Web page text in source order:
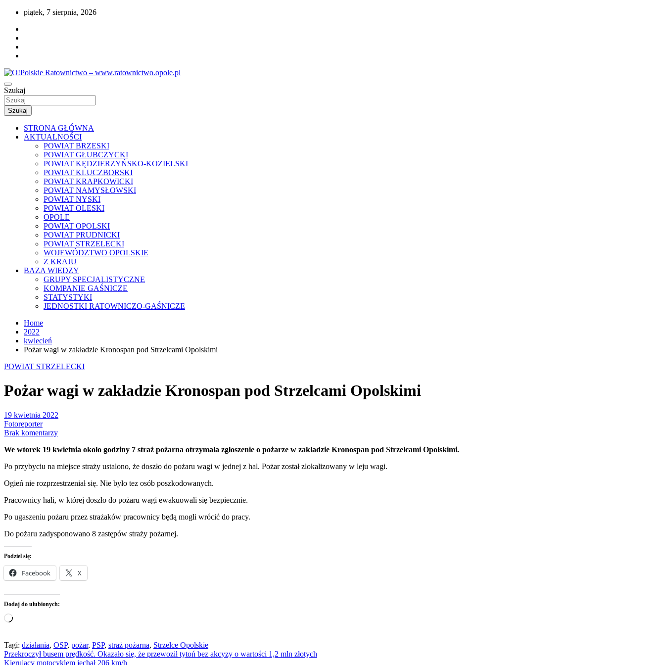
Przejdź
treści
piątek, 7 sierpnia, 2026
O!Polskie Ratownictwo – www.ratownictwo.opole.pl
Portal opolskiego i polskiego ratownictwa.
Szukaj
Szukaj
STRONA GŁÓWNA
AKTUALNOŚCI
POWIAT BRZESKI
POWIAT GŁUBCZYCKI
POWIAT KĘDZIERZYŃSKO-KOZIELSKI
POWIAT KLUCZBORSKI
POWIAT KRAPKOWICKI
POWIAT NAMYSŁOWSKI
POWIAT NYSKI
POWIAT OLESKI
OPOLE
POWIAT OPOLSKI
POWIAT PRUDNICKI
POWIAT STRZELECKI
WOJEWÓDZTWO OPOLSKIE
Z KRAJU
BAZA WIEDZY
GRUPY SPECJALISTYCZNE
KOMPANIE GAŚNICZE
STATYSTYKI
JEDNOSTKI RATOWNICZO-GAŚNICZE
Home
2022
kwiecień
Pożar wagi w zakładzie Kronospan pod Strzelcami Opolskimi
POWIAT STRZELECKI
Pożar wagi w zakładzie Kronospan pod Strzelcami Opolskimi
19 kwietnia 2022
Fotoreporter
Brak komentarzy
We wtorek 19 kwietnia około godziny 7 straż pożarna otrzymała zgłoszenie o pożarze w zakładzie Kronospan pod Strzelcami Opolskimi.
Po przybyciu na miejsce straży ustalono, że doszło do pożaru wagi w jednej z hal. Pożar został zlokalizowany w leju wagi.
Ogień nie rozprzestrzeniał się. Nie było tez osób poszkodowanych.
Pracownicy hali, w której doszło do pożaru wagi ewakuowali się bezpiecznie.
Po ugaszeniu pożaru przez strażaków pracownicy będą mogli wrócić do pracy.
Do pożaru zadysponowano 8 zastępów straży pożarnej.
Podziel się:
Facebook X
Dodaj do ulubionych:
Wczytywanie…
Tagi: działania, OSP, pożar, PSP, straż pożarna, Strzelce Opolskie
Nawigacja
Przekroczył busem prędkość. Okazało się, że przewoził tytoń bez akcyzy o wartości 1,2 mln złotych
Kierujący motocyklem jechał 206 km/h